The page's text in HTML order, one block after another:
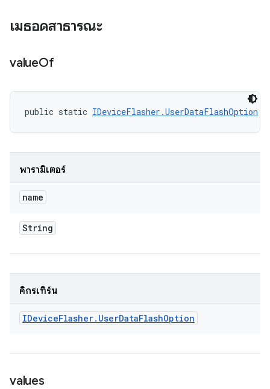
เมธอดสาธารณะ
valueOf
public static IDeviceFlasher.UserDataFlashOption
พารามิเตอร์
name
String
คิกรีเทิร์น
IDeviceFlasher. UserDataFlashOption
values